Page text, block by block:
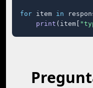
for item in
print (item[